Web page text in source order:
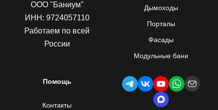
ООО "Баниум"
ИНН: 9724057110
Работаем по всей
России
Дымоходы
Порталы
Фасады
Модульные бани
Помощь
Контакты